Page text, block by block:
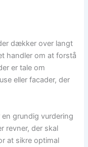
dækker over langt
handler om at forstå
er tale om
eller facader, der
grundig vurdering
revner, der skal
at sikre optimal